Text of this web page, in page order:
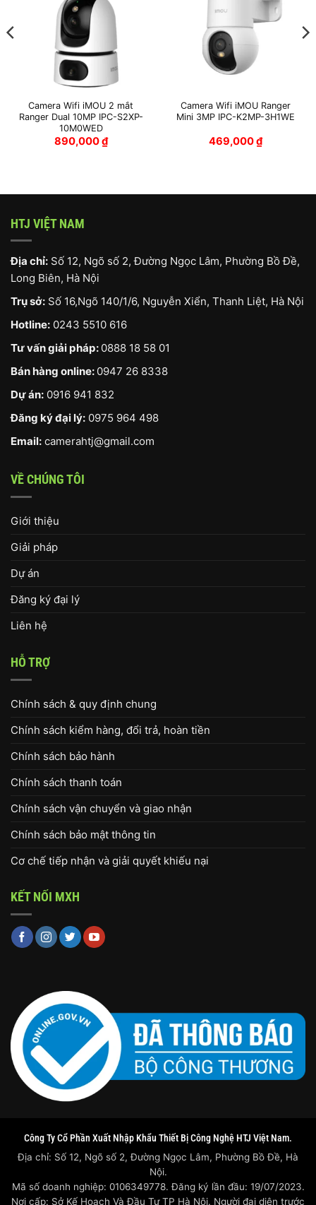
Camera Wifi iMOU 2 mắt
Ranger Dual 10MP IPC-S2XP-
10M0WED
890,000₫
Camera Wifi iMOU Ranger
Mini 3MP IPC-K2MP-3H1WE
469,000₫
HTJ VIỆT NAM
Địa chỉ: Số 12, Ngõ số 2, Đường Ngọc Lâm, Phường Bồ Đề,
Long Biên, Hà Nội
Trụ sở: Số 16,Ngõ 140/1/6, Nguyễn Xiển, Thanh Liệt, Hà Nội
Hotline: 0243 5510 616
Tư vấn giải pháp: 0888 18 58 01
Bán hàng online: 0947 26 8338
Dự án: 0916 941 832
Đăng ký đại lý: 0975 964 498
Email: camerahtj@gmail.com
VỀ CHÚNG TÔI
Giới thiệu
Giải pháp
Dự án
Đăng ký đại lý
Liên hệ
HỖ TRỢ
Chính sách & quy định chung
Chính sách kiểm hàng, đổi trả, hoàn tiền
Chính sách bảo hành
Chính sách thanh toán
Chính sách vận chuyển và giao nhận
Chính sách bảo mật thông tin
Cơ chế tiếp nhận và giải quyết khiếu nại
KẾT NỐI MXH
Công Ty Cổ Phần Xuất Nhập Khẩu Thiết Bị Công Nghệ HTJ Việt Nam.
Địa chỉ: Số 12, Ngõ số 2, Đường Ngọc Lâm, Phường Bồ Đề, Hà
Nội.
Mã số doanh nghiệp: 0106349778. Đăng ký lần đầu: 19/07/2023.
Nơi cấp: Sở Kế Hoạch Và Đầu Tư TP Hà Nội. Người đại diện trước